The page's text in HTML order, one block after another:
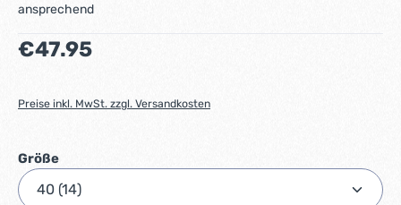
ansprechend
Regulärer Preis:
€47.95
Preise inkl. MwSt. zzgl. Versandkosten
Größeauswählen